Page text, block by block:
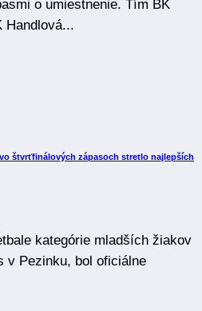
o umiestnenie. Tím BK
Handlová...
vo štvrťfinálových zápasoch stretlo najlepších
kategórie mladších žiakov
v Pezinku, bol oficiálne